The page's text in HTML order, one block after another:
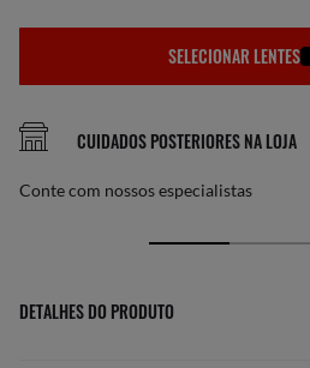
SELECIONAR LENTES
CUIDADOS POSTERIORES NA LOJA
Conte com nossos especialistas
DETALHES DO PRODUTO